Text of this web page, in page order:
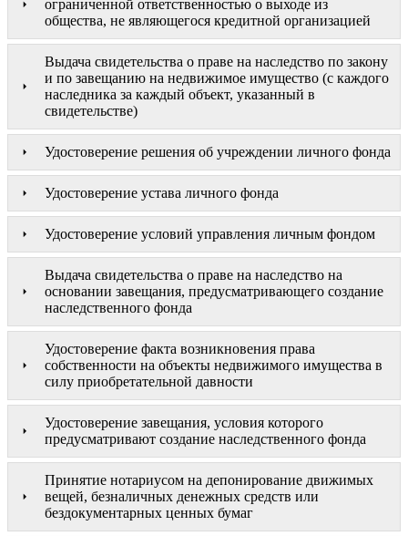
ограниченной ответственностью о выходе из
общества, не являющегося кредитной организацией
Выдача свидетельства о праве на наследство по закону
и по завещанию на недвижимое имущество (с каждого
наследника за каждый объект, указанный в
свидетельстве)
Удостоверение решения об учреждении личного фонда
Удостоверение устава личного фонда
Удостоверение условий управления личным фондом
Выдача свидетельства о праве на наследство на
основании завещания, предусматривающего создание
наследственного фонда
Удостоверение факта возникновения права
собственности на объекты недвижимого имущества в
силу приобретательной давности
Удостоверение завещания, условия которого
предусматривают создание наследственного фонда
Принятие нотариусом на депонирование движимых
вещей, безналичных денежных средств или
бездокументарных ценных бумаг